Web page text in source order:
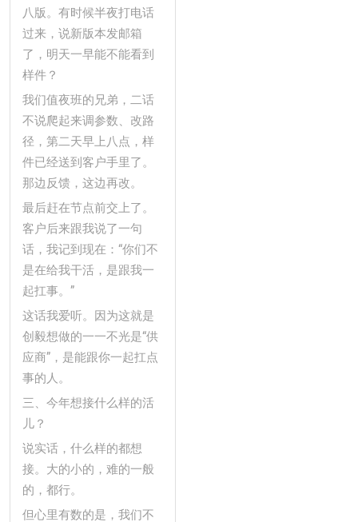
八版。有时候半夜打电话
过来，说新版本发邮箱
了，明天一早能不能看到
样件？
我们值夜班的兄弟，二话
不说爬起来调参数、改路
径，第二天早上八点，样
件已经送到客户手里了。
那边反馈，这边再改。
最后赶在节点前交上了。
客户后来跟我说了一句
话，我记到现在：“你们不
是在给我干活，是跟我一
起扛事。”
这话我爱听。因为这就是
创毅想做的一一不光是“供
应商”，是能跟你一起扛点
事的人。
三、今年想接什么样的活
儿？
说实话，什么样的都想
接。大的小的，难的一般
的，都行。
但心里有数的是，我们不